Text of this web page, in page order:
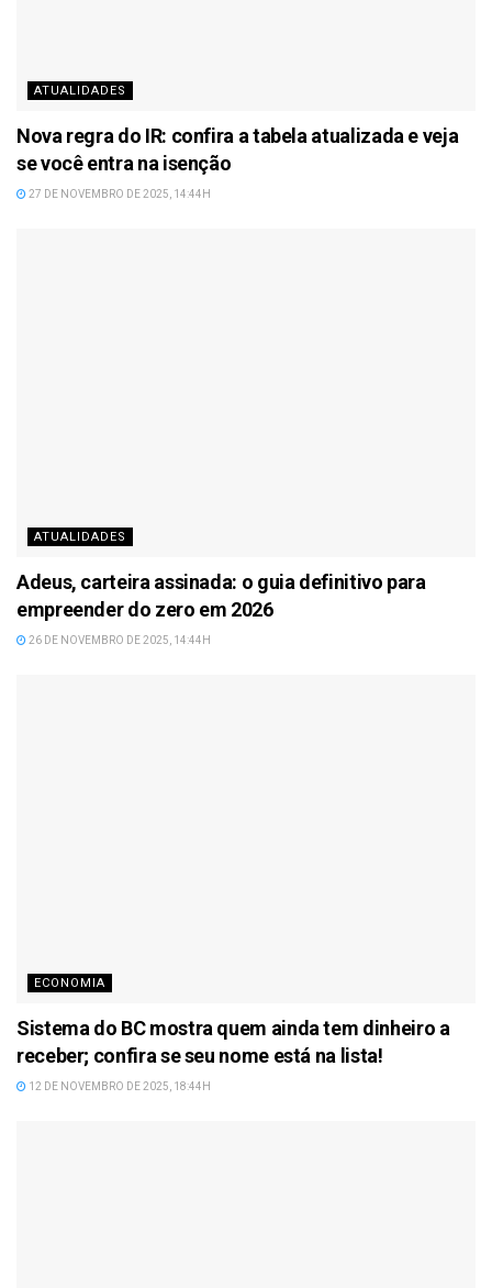
ATUALIDADES
Nova regra do IR: confira a tabela atualizada e veja
se você entra na isenção
27 DE NOVEMBRO DE 2025, 14:44H
ATUALIDADES
Adeus, carteira assinada: o guia definitivo para
empreender do zero em 2026
26 DE NOVEMBRO DE 2025, 14:44H
ECONOMIA
Sistema do BC mostra quem ainda tem dinheiro a
receber; confira se seu nome está na lista!
12 DE NOVEMBRO DE 2025, 18:44H